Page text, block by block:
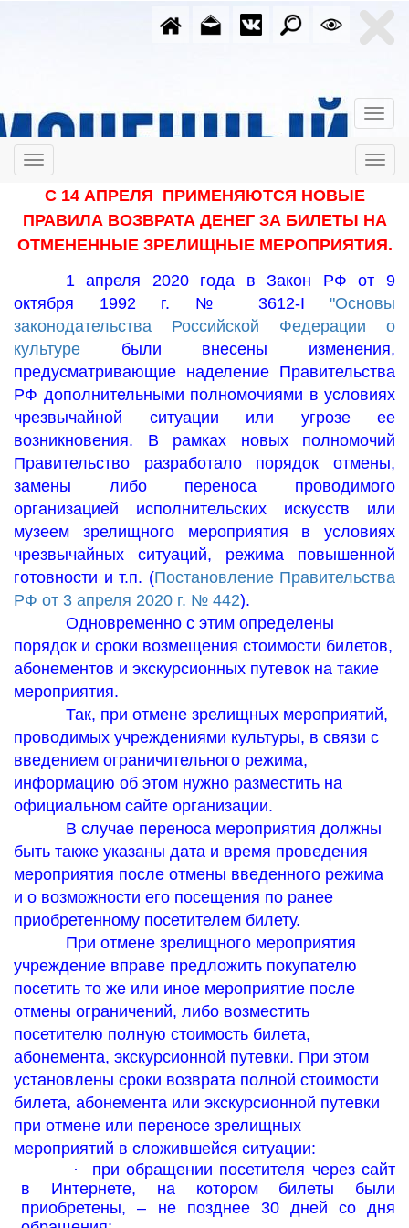
С 14 АПРЕЛЯ ПРИМЕНЯЮТСЯ НОВЫЕ
ПРАВИЛА ВОЗВРАТА ДЕНЕГ ЗА БИЛЕТЫ НА
ОТМЕНЕННЫЕ ЗРЕЛИЩНЫЕ МЕРОПРИЯТИЯ.
1 апреля 2020 года в Закон РФ от 9
октября 1992 г. № 3612-I "Основы
законодательства Российской Федерации о
культуре были внесены изменения,
предусматривающие наделение Правительства
РФ дополнительными полномочиями в условиях
чрезвычайной ситуации или угрозе ее
возникновения. В рамках новых полномочий
Правительство разработало порядок отмены,
замены либо переноса проводимого
организацией исполнительских искусств или
музеем зрелищного мероприятия в условиях
чрезвычайных ситуаций, режима повышенной
готовности и т.п. (Постановление Правительства
РФ от 3 апреля 2020 г. № 442).
Одновременно с этим определены
порядок и сроки возмещения стоимости билетов,
абонементов и экскурсионных путевок на такие
мероприятия.
Так, при отмене зрелищных мероприятий,
проводимых учреждениями культуры, в связи с
введением ограничительного режима,
информацию об этом нужно разместить на
официальном сайте организации.
В случае переноса мероприятия должны
быть также указаны дата и время проведения
мероприятия после отмены введенного режима
и о возможности его посещения по ранее
приобретенному посетителем билету.
При отмене зрелищного мероприятия
учреждение вправе предложить покупателю
посетить то же или иное мероприятие после
отмены ограничений, либо возместить
посетителю полную стоимость билета,
абонемента, экскурсионной путевки. При этом
установлены сроки возврата полной стоимости
билета, абонемента или экскурсионной путевки
при отмене или переносе зрелищных
мероприятий в сложившейся ситуации:
·
при обращении посетителя через сайт
в Интернете, на котором билеты были
приобретены, – не позднее 30 дней со дня